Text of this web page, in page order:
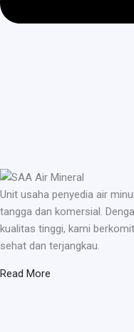
Unit usaha penyedia air
tangga dan komersial.
kualitas tinggi, kami
sehat dan terjangkau.
Read More